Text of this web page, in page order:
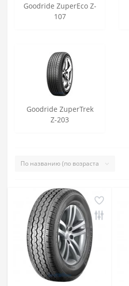
Goodride ZuperEco Z-
107
Goodride ZuperTrek
Z-203